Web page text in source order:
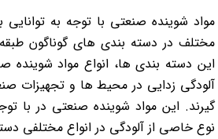
مواد شوینده صنعتی با توجه به
مختلف در دسته بندی های گوناگون
این دسته بندی ها، انواع مواد شوینده
آلودگی زدایی در محیط ها و تجهیزات
گیرند. این مواد شوینده صنعتی در با
نوع خاصی از آلودگی در انواع مختلفی